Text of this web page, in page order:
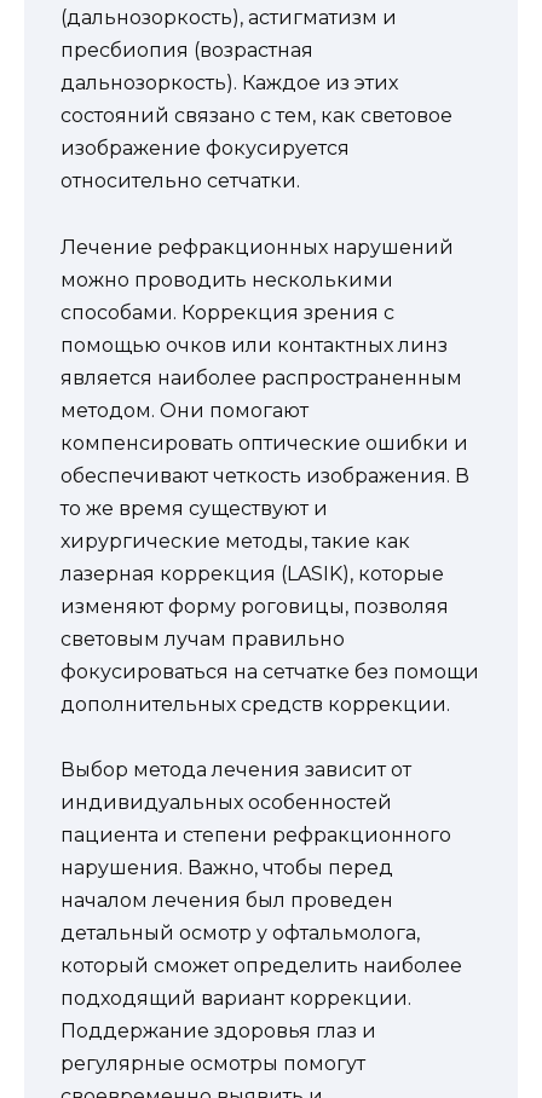
(дальнозоркость), астигматизм и
пресбиопия (возрастная
дальнозоркость). Каждое из этих
состояний связано с тем, как световое
изображение фокусируется
относительно сетчатки.
Лечение рефракционных нарушений
можно проводить несколькими
способами. Коррекция зрения с
помощью очков или контактных линз
является наиболее распространенным
методом. Они помогают
компенсировать оптические ошибки и
обеспечивают четкость изображения. В
то же время существуют и
хирургические методы, такие как
лазерная коррекция (LASIK), которые
изменяют форму роговицы, позволяя
световым лучам правильно
фокусироваться на сетчатке без помощи
дополнительных средств коррекции.
Выбор метода лечения зависит от
индивидуальных особенностей
пациента и степени рефракционного
нарушения. Важно, чтобы перед
началом лечения был проведен
детальный осмотр у офтальмолога,
который сможет определить наиболее
подходящий вариант коррекции.
Поддержание здоровья глаз и
регулярные осмотры помогут